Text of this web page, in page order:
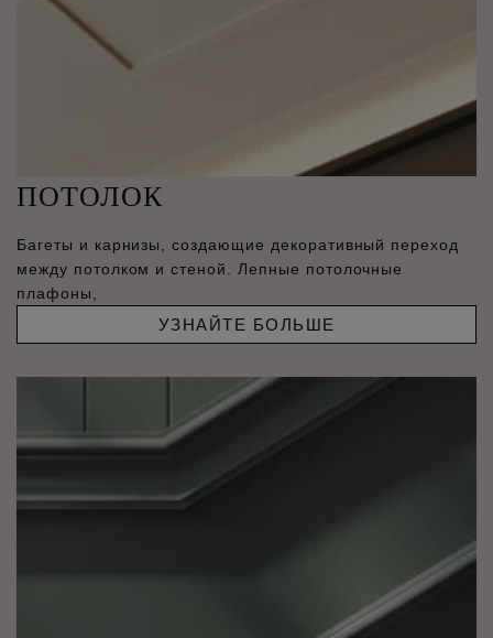
ПОТОЛОК
Багеты и карнизы, создающие декоративный переход
между потолком и стеной. Лепные потолочные
плафоны,
УЗНАЙТЕ БОЛЬШЕ